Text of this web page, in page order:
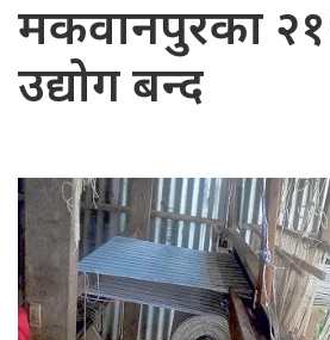
मकवानपुरका
उद्योग बन्द